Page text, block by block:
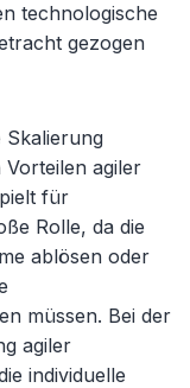
technologische
gezogen
Skalierung
agiler
für
Rolle, da die
ablösen oder
müssen. Bei der
agiler
individuelle